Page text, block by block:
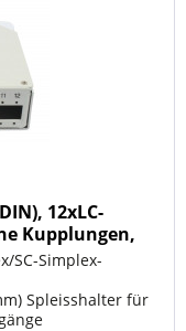
12xLC-
Kupplungen,
SC-Simplex-
Spleisshalter für